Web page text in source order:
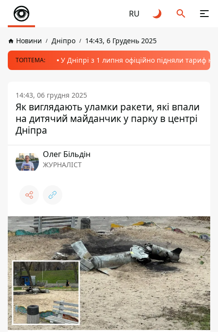
RU
Новини Дніпро 14:43, 6 Грудень 2025
ТОПТЕМА: У Дніпрі з 1 липня офіційно підняли тариф
14:43, 06 грудня 2025
Як виглядають уламки ракети, які впали
на дитячий майданчик у парку в центрі
Дніпра
Олег Більдін
ЖУРНАЛІСТ